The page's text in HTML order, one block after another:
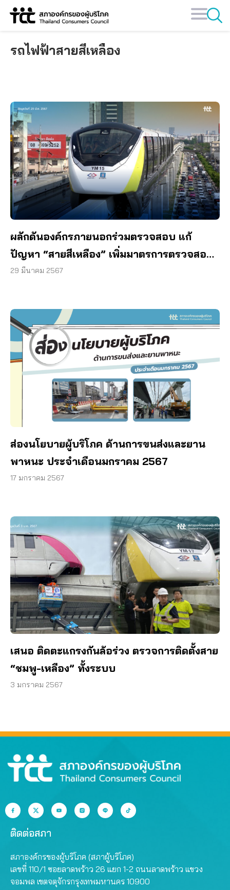
Skip
รถไฟฟ้าสายสีเหลือง
ผลักดันองค์กรภายนอกร่วมตรวจสอบ แก้
ปัญหา “สายสีเหลือง” เพิ่มมาตรการตรวจสอบ
ทั้งระบบ
29 มีนาคม 2567
ส่องนโยบายผู้บริโภค ด้านการขนส่งและยาน
พาหนะ ประจำเดือนมกราคม 2567
17 มกราคม 2567
เสนอ ติดตะแกรงกันล้อร่วง ตรวจการติดตั้งสาย
“ชมพู-เหลือง” ทั้งระบบ
3 มกราคม 2567
ติดต่อสภา
สภาองค์กรของผู้บริโภค (สภาผู้บริโภค)
เลขที่ 110/1 ซอยลาดพร้าว 26 แยก 1-2 ถนนลาดพร้าว แขวง
จอมพล เขตจตุจักรกรุงเทพมหานคร 10900